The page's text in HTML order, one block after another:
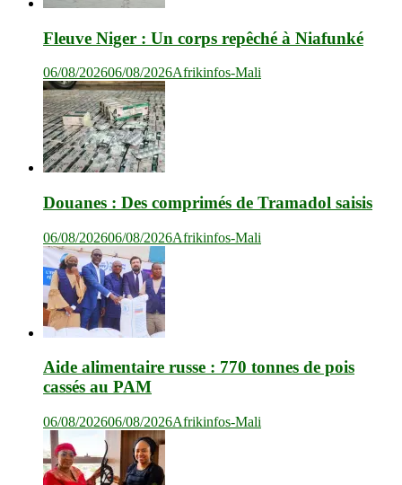
Fleuve Niger : Un corps repêché à Niafunké
06/08/202606/08/2026Afrikinfos-Mali
Douanes : Des comprimés de Tramadol saisis
06/08/202606/08/2026Afrikinfos-Mali
Aide alimentaire russe : 770 tonnes de pois
cassés au PAM
06/08/202606/08/2026Afrikinfos-Mali